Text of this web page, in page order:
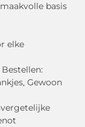
basis
elke
Gewoon